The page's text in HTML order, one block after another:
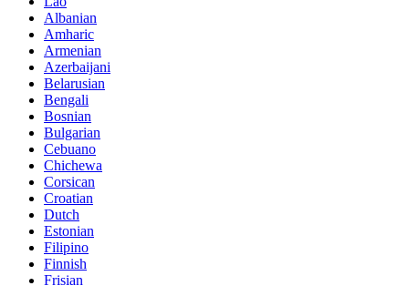
Albanian
Amharic
Armenian
Azerbaijani
Belarusian
Bengali
Bosnian
Bulgarian
Cebuano
Chichewa
Corsican
Croatian
Dutch
Estonian
Filipino
Finnish
Frisian